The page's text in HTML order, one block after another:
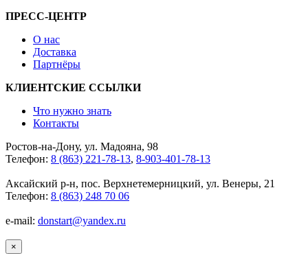
ПРЕСС-ЦЕНТР
О нас
Доставка
Партнёры
КЛИЕНТСКИЕ ССЫЛКИ
Что нужно знать
Контакты
Ростов-на-Дону, ул. Мадояна, 98
Телефон: 8 (863) 221-78-13, 8-903-401-78-13
Аксайский р-н, пос. Верхнетемерницкий, ул. Венеры, 21
Телефон: 8 (863) 248 70 06
e-mail: donstart@yandex.ru
×